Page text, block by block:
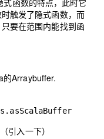
触发了隐式函数，而
要在范围内能找到函
的Arraybuffer.
（引入一下）